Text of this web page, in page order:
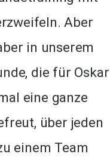
Aber
in unserem
die für Oskar
eine ganze
über jeden
einem Team